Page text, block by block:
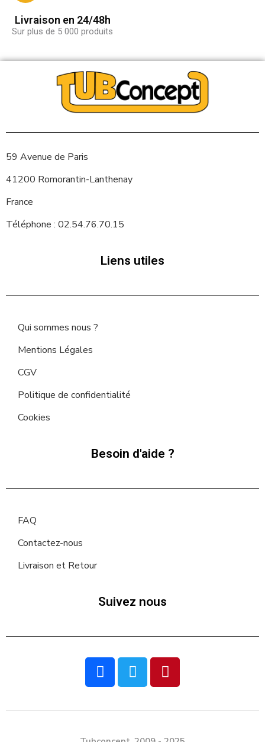
Livraison en 24/48h
Sur plus de 5 000 produits
59 Avenue de Paris
41200 Romorantin-Lanthenay
France
Téléphone : 02.54.76.70.15
Liens utiles
Qui sommes nous ?
Mentions Légales
CGV
Politique de confidentialité
Cookies
Besoin d'aide ?
FAQ
Contactez-nous
Livraison et Retour
Suivez nous